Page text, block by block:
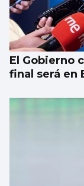
El Gobierno
final será en